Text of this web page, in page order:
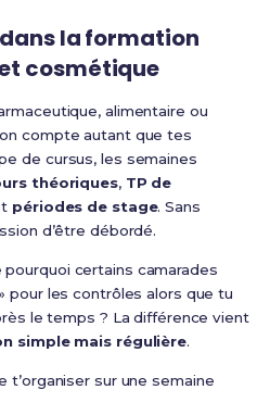
la formation
cosmétique
alimentaire ou
compte autant que tes
de cursus, les semaines
théoriques, TP de
périodes de stage. Sans
d’être débordé.
certains camarades
pour les contrôles alors que tu
le temps ? La différence vient
simple mais régulière.
t’organiser sur une semaine